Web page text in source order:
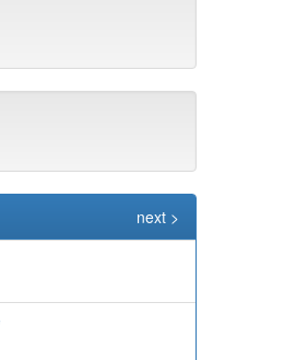
next >